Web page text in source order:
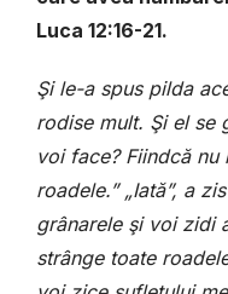
Luca 12:16-21.
Şi le-a spus pilda
rodise mult. Şi el se
voi face? Fiindcă
roadele.” „Iată”, a
grânarele şi voi zidi
strânge toate